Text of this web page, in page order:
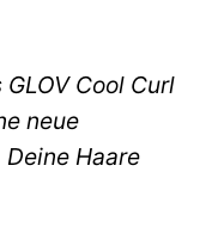
Cool Curl
neue
Haare